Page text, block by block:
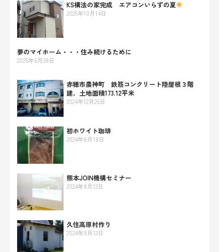
KS構法の家完成 エアコンいらずの夏
2025年10月14日
夢のマイホーム・・・住み続けるために
2025年6月28日
赤穂市農神町 鉄筋コンクリート陸屋根３階
建、土地面積173.12平米
2024年12月26日
初ホワイト珈琲
2024年8月18日
熊本JOIN機構セミナー
2024年8月12日
久住高原村作り
2024年8月12日